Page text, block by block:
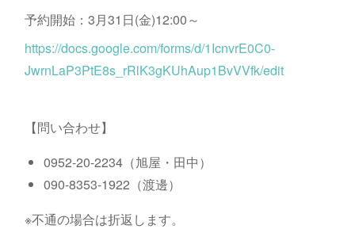
予約開始：3月31日(金)12:00～
https://docs.google.com/forms/d/1IcnvrE0C0-
JwrnLaP3PtE8s_rRlK3gKUhAup1BvVVfk/edit
【問い合わせ】
0952-20-2234（旭屋・田中）
090-8353-1922（渡邊）
※不通の場合は折返します。